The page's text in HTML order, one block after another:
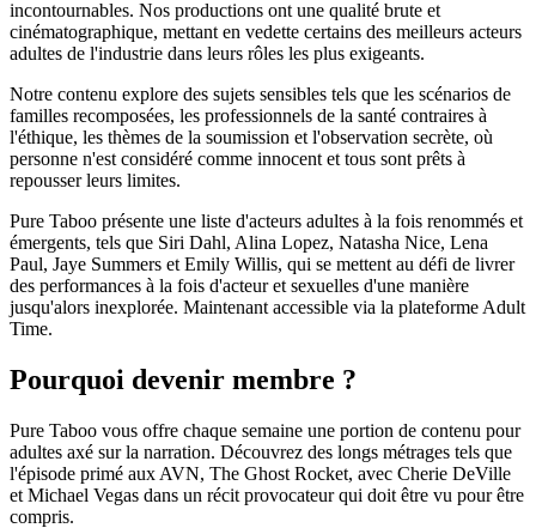
incontournables. Nos productions ont une qualité brute et
cinématographique, mettant en vedette certains des meilleurs acteurs
adultes de l'industrie dans leurs rôles les plus exigeants.
Notre contenu explore des sujets sensibles tels que les scénarios de
familles recomposées, les professionnels de la santé contraires à
l'éthique, les thèmes de la soumission et l'observation secrète, où
personne n'est considéré comme innocent et tous sont prêts à
repousser leurs limites.
Pure Taboo présente une liste d'acteurs adultes à la fois renommés et
émergents, tels que Siri Dahl, Alina Lopez, Natasha Nice, Lena
Paul, Jaye Summers et Emily Willis, qui se mettent au défi de livrer
des performances à la fois d'acteur et sexuelles d'une manière
jusqu'alors inexplorée. Maintenant accessible via la plateforme Adult
Time.
Pourquoi devenir membre ?
Pure Taboo vous offre chaque semaine une portion de contenu pour
adultes axé sur la narration. Découvrez des longs métrages tels que
l'épisode primé aux AVN, The Ghost Rocket, avec Cherie DeVille
et Michael Vegas dans un récit provocateur qui doit être vu pour être
compris.